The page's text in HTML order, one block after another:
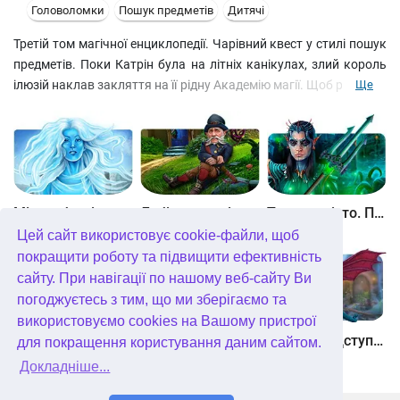
Цей сайт використовує cookie-файли, щоб
покращити роботу та підвищити ефективність
сайту. При навігації по нашому веб-сайту Ви
погоджуєтесь з тим, що ми зберігаємо та
використовуємо cookies на Вашому пристрої
для покращення користування даним сайтом.
Докладніше...
Головоломки Пошук предметів Дитячі
Третій том магічної енциклопедії. Чарівний квест у стилі пошук
предметів. Поки Катрін була на літніх канікулах, злий король
ілюзій наклав закляття на її рідну Академію магії. Щоб розвіяти
недобрим планам. Вирушайте в кругосвітню подорож п'ятьма
континентами, вирішіть численні головоломки і знайдіть
приховані від звичайного ока докази!
Ще
Таємне місто. Підводне царство. колекційне видання
Небесні землі. Пробудження гігантів. колекційне видання Загадки Нью-Йорка. Пробудження. колекційне видання Хімери. Підступи зла. колекційне видання